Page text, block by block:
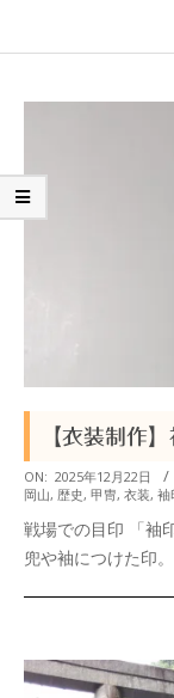
衆
【衣装制作】
2025-
12-
22
ON: 2025年12月22日
岡山, 歴史, 甲冑, 衣装, 袖
戦場での目印 「袖
兜や袖につけた印